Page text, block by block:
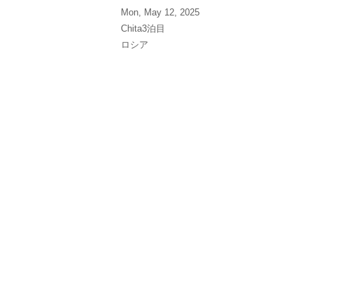
Mon, May 12, 2025
Chita3泊目
ロシア